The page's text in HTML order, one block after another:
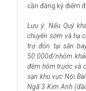
cần đăng ký điểm
Lưu ý: Nếu Quý
chuyến sớm và hạ
trợ đón tại sân
50.000đ/nhóm
đêm hôm trước và
sạn khu vực Nội
Ngã 3 Kim Anh